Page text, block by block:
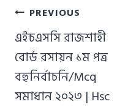
Post
navigation
PREVIOUS
এইচএসসি রাজশাহী
বোর্ড রসায়ন ১ম পত্র
বহুনির্বাচনি/Mcq
সমাধান ২০২৩ | Hsc